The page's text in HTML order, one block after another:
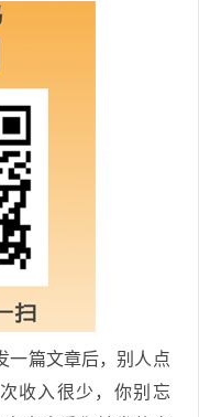
一篇文章后，别人点
收入很少，你别忘